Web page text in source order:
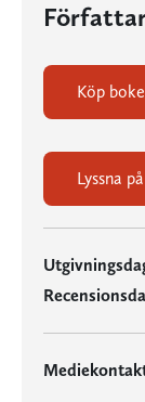
Köp
Lyssna